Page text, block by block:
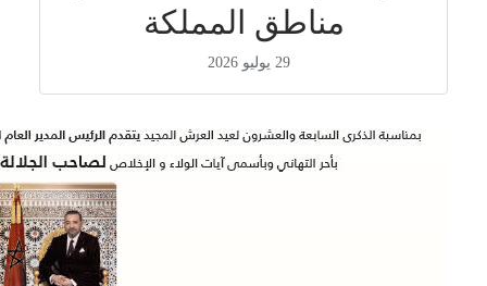
مناطق المملكة
29 يوليو 2026